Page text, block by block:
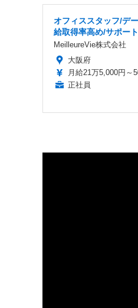
オフィススタッフ/デ
給取得率高め/サポー
MeilleureVie株式会社
大阪府
月給21万5,000円～
正社員